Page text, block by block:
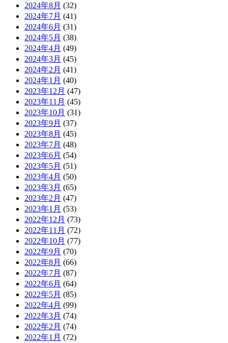
2024年8月 (32)
2024年7月 (41)
2024年6月 (31)
2024年5月 (38)
2024年4月 (49)
2024年3月 (45)
2024年2月 (41)
2024年1月 (40)
2023年12月 (47)
2023年11月 (45)
2023年10月 (31)
2023年9月 (37)
2023年8月 (45)
2023年7月 (48)
2023年6月 (54)
2023年5月 (51)
2023年4月 (50)
2023年3月 (65)
2023年2月 (47)
2023年1月 (53)
2022年12月 (73)
2022年11月 (72)
2022年10月 (77)
2022年9月 (70)
2022年8月 (66)
2022年7月 (87)
2022年6月 (64)
2022年5月 (85)
2022年4月 (99)
2022年3月 (74)
2022年2月 (74)
2022年1月 (72)